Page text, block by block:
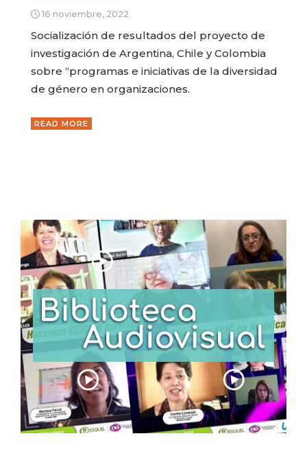
16 noviembre, 2022
Socialización de resultados del proyecto de
investigación de Argentina, Chile y Colombia
sobre “programas e iniciativas de la diversidad
de género en organizaciones.
READ MORE